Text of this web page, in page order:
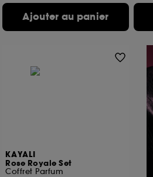
Ajouter au panier
KAYALI
Rose Royale Set
Coffret Parfum